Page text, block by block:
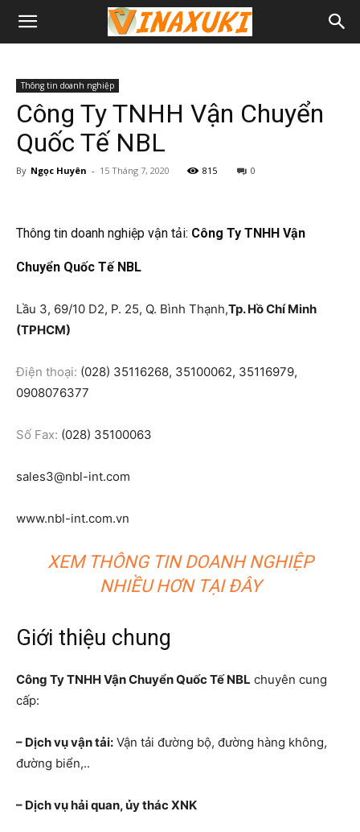
Thông tin doanh nghiệp
Công Ty TNHH Vận Chuyển
Quốc Tế NBL
By Ngọc Huyên - 15 Tháng 7, 2020 815 0
Thông tin doanh nghiệp vận tải: Công Ty TNHH Vận
Chuyển Quốc Tế NBL
Lầu 3, 69/10 D2, P. 25, Q. Bình Thạnh,Tp. Hồ Chí Minh
(TPHCM)
Điện thoại: (028) 35116268, 35100062, 35116979,
0908076377
Số Fax: (028) 35100063
sales3@nbl-int.com
www.nbl-int.com.vn
XEM THÔNG TIN DOANH NGHIỆP
NHIỀU HƠN TẠI ĐÂY
Giới thiệu chung
Công Ty TNHH Vận Chuyển Quốc Tế NBL chuyên cung
cấp:
– Dịch vụ vận tải: Vận tải đường bộ, đường hàng không,
đường biển,..
– Dịch vụ hải quan, ủy thác XNK